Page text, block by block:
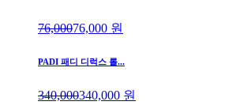
76,00076,000 원
PADI 패디 디럭스 롤...
340,000340,000 원